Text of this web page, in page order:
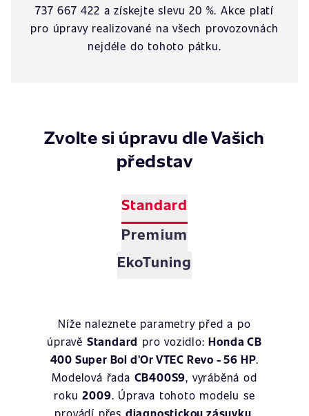
737 667 422 a získejte slevu 20 %. Akce platí
pro úpravy realizované na všech provozovnách
nejdéle do tohoto pátku.
Zvolte si úpravu dle Vašich
představ
Standard
Premium
EkoTuning
Níže naleznete parametry před a po
úpravě Standard pro vozidlo:Honda CB
400 Super Bol d'Or VTEC Revo - 56 HP.
Modelová řada CB400S9, vyráběná od
roku2009. Úprava tohoto modelu se
provádí přes diagnostickou zásuvku.